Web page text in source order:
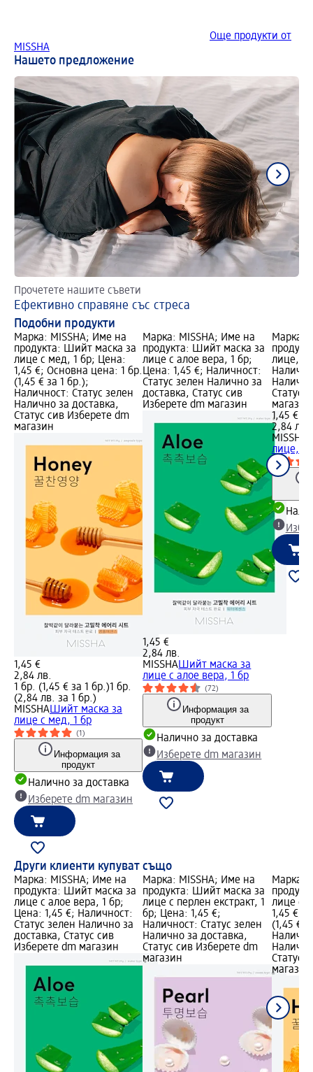
Още продукти от
MISSHA
Нашето предложение
Прочетете нашите съвети
Ефективно справяне със стреса
Подобни продукти
Марка: MISSHA; Име на
продукта: Шийт маска за
лице с мед, 1 бр; Цена:
1,45 €; Основна цена: 1 бр.
(1,45 € за 1 бр.);
Наличност: Статус зелен
Налично за доставка,
Статус сив Изберете dm
магазин
1,45 €
2,84 лв.
1 бр. (1,45 € за 1 бр.)1 бр.
(2,84 лв. за 1 бр.)
MISSHAШийт маска за
лице с мед, 1 бр
(1)
Информация за
продукт
Налично за доставка
Изберете dm магазин
Марка: MISSHA; Име на
продукта: Шийт маска за
лице с алое вера, 1 бр;
Цена: 1,45 €; Наличност:
Статус зелен Налично за
доставка, Статус сив
Изберете dm магазин
1,45 €
2,84 лв.
MISSHAШийт маска за
лице с алое вера, 1 бр
(72)
Информация за
продукт
Налично за доставка
Изберете dm магазин
Марка:
лице, 1
Статус
магазин
1,45 €
2,84 лв.
MISSHA
лице, 1
Други клиенти купуват също
Марка: MISSHA; Име на
продукта: Шийт маска за
лице с алое вера, 1 бр;
Цена: 1,45 €; Наличност:
Статус зелен Налично за
доставка, Статус сив
Изберете dm магазин
Марка: MISSHA; Име на
продукта: Шийт маска за
лице с перлен екстракт, 1
бр; Цена: 1,45 €;
Наличност: Статус зелен
Налично за доставка,
Статус сив Изберете dm
магазин
Марка:
лице с
1,45 €;
(1,45 €
Статус
магазин